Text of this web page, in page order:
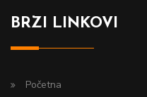
BRZI LINKOVI
Početna